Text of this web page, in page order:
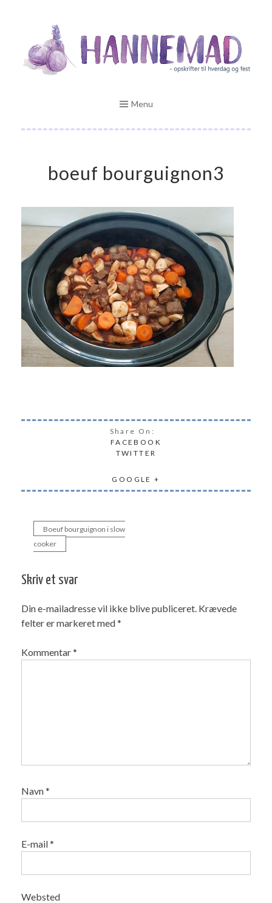
content
HANNEMAD.DK
Opskrifter til hverdag og fest
Menu
boeuf bourguignon3
Share On:
FACEBOOK
TWITTER
GOOGLE +
Indlægsnavigation
Boeuf bourguignon i slow
cooker
Skriv et svar
Din e-mailadresse vil ikke blive publiceret. Krævede
felter er markeret med*
Kommentar*
Navn*
E-mail*
Websted